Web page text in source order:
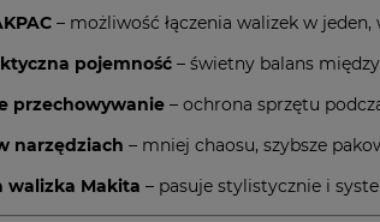
– możliwość łączenia walizek w
pojemność – świetny balans
przechowywanie – ochrona sprzętu
narzędziach – mniej chaosu, szybsze
walizka Makita – pasuje stylistycznie i